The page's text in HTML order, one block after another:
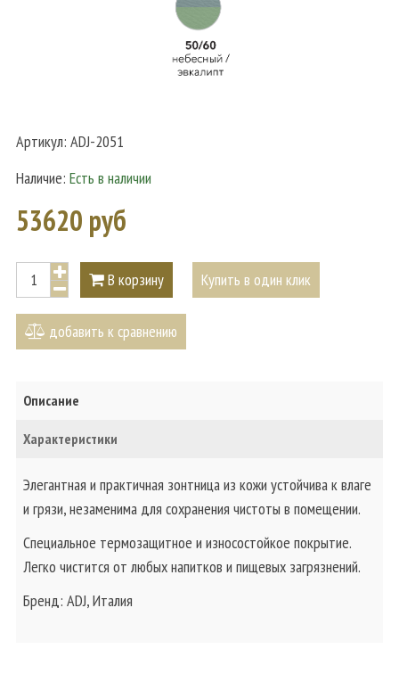
Артикул: ADJ-2051
Наличие: Есть в наличии
53620 руб
В корзину Купить в один клик
добавить к сравнению
Описание
Характеристики
Элегантная и практичная зонтница из кожи устойчива к влаге
и грязи, незаменима для сохранения чистоты в помещении.
Специальное термозащитное и износостойкое покрытие.
Легко чистится от любых напитков и пищевых загрязнений.
Бренд: ADJ, Италия